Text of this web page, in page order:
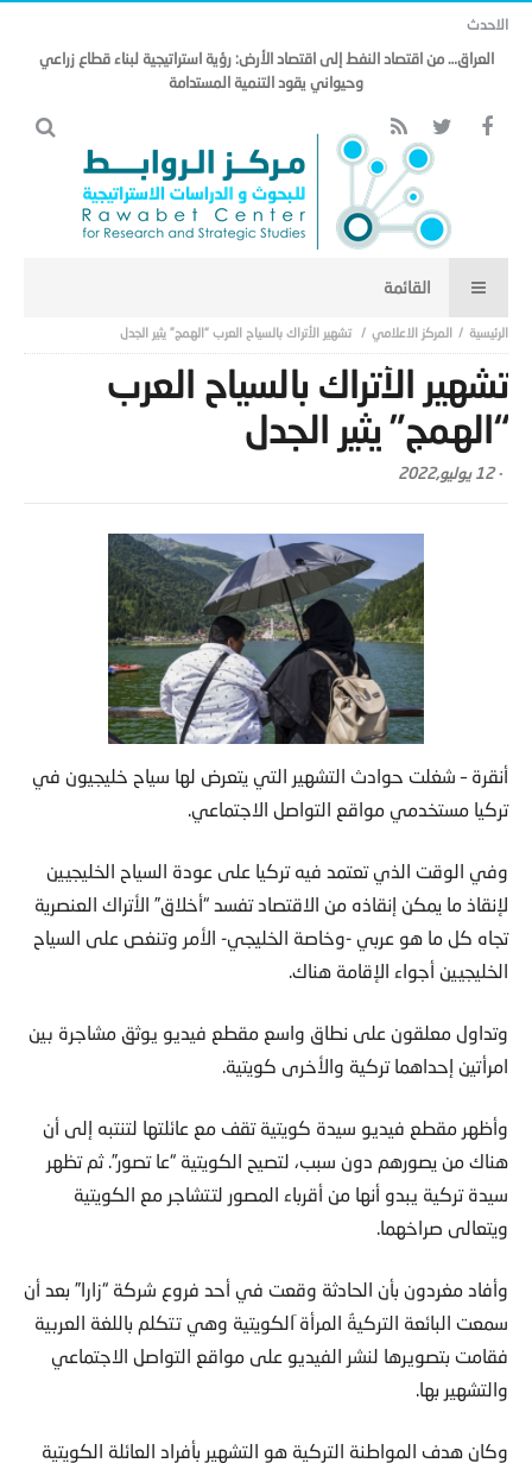
الاحدث
العراق… من اقتصاد النفط إلى اقتصاد الأرض: رؤية استراتيجية لبناء قطاع زراعي
وحيواني يقود التنمية المستدامة
المركز الاعلامي تشهير الأتراك بالسياح العرب “الهمج” يثير الجدل
تشهير الأتراك بالسياح العرب
“الهمج” يثير الجدل
-12 يوليو,2022
أنقرة – شغلت حوادث التشهير التي يتعرض لها سياح خليجيون في
تركيا مستخدمي مواقع التواصل الاجتماعي.
وفي الوقت الذي تعتمد فيه تركيا على عودة السياح الخليجيين
لإنقاذ ما يمكن إنقاذه من الاقتصاد تفسد “أخلاق” الأتراك العنصرية
تجاه كل ما هو عربي -وخاصة الخليجي- الأمر وتنغص على السياح
الخليجيين أجواء الإقامة هناك.
وتداول معلقون على نطاق واسع مقطع فيديو يوثق مشاجرة بين
امرأتين إحداهما تركية والأخرى كويتية.
وأظهر مقطع فيديو سيدة كويتية تقف مع عائلتها لتنتبه إلى أن
هناك من يصورهم دون سبب، لتصيح الكويتية “عا تصور”. ثم تظهر
سيدة تركية يبدو أنها من أقرباء المصور لتتشاجر مع الكويتية
ويتعالى صراخهما.
وأفاد مغردون بأن الحادثة وقعت في أحد فروع شركة “زارا” بعد أن
سمعت البائعة التركيةُ المرأة َالكويتية وهي تتكلم باللغة العربية
فقامت بتصويرها لنشر الفيديو على مواقع التواصل الاجتماعي
والتشهير بها.
وكان هدف المواطنة التركية هو التشهير بأفراد العائلة الكويتية